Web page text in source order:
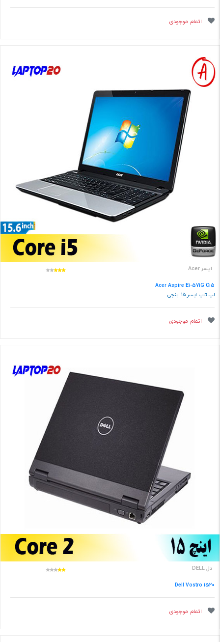
اتمام موجودی
ایسر Acer
Acer Aspire E1-571G Ci5
لپ تاپ ایسر 15 اینچی
اتمام موجودی
دل DELL
Dell Vostro 1520
اتمام موجودی